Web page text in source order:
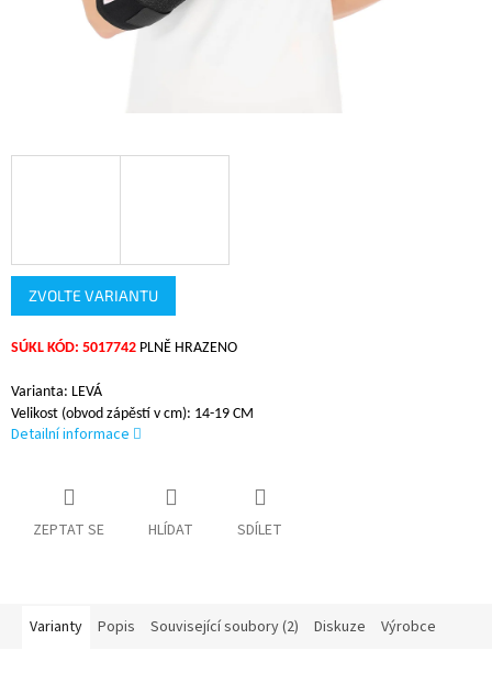
ZVOLTE VARIANTU
SÚKL KÓD: 5017742 PLNĚ HRAZENO
Varianta: LEVÁ
Velikost (obvod zápěstí v cm): 14-19 CM
Detailní informace
ZEPTAT SE HLÍDAT SDÍLET
Varianty Popis Související soubory (2) Diskuze Výrobce